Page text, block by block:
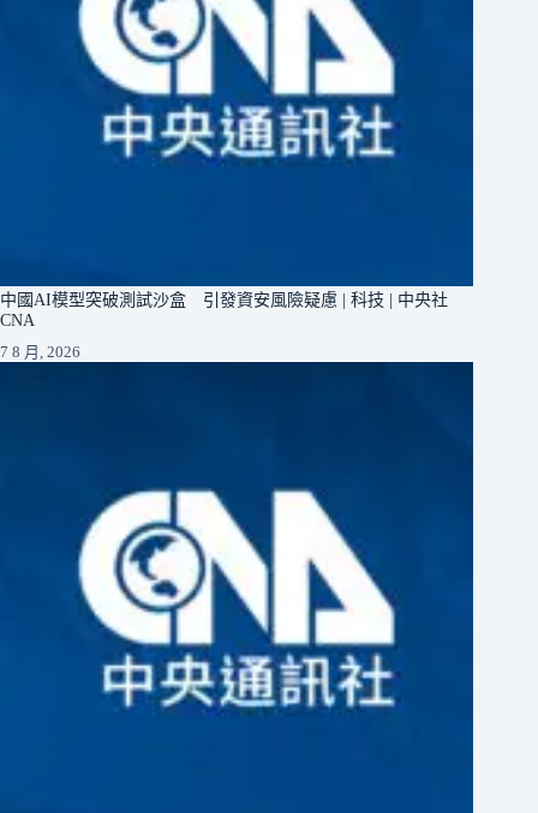
中國AI模型突破測試沙盒 引發資安風險疑慮 | 科技 | 中央社
CNA
7 8 月, 2026